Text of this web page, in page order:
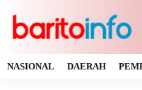
NASIONAL DAERAH